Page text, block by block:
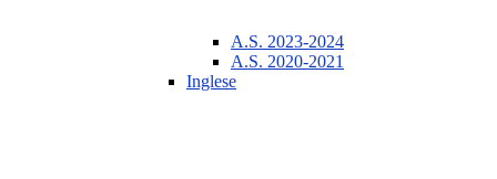
A.S. 2023-2024
A.S. 2020-2021
Inglese